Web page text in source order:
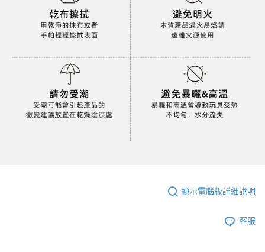
顯示電腦版詳細說明
客服